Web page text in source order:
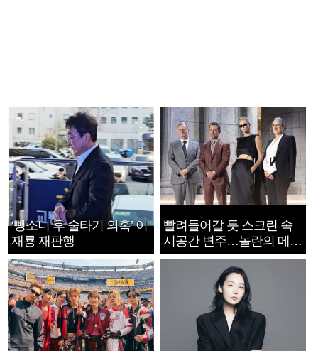
‘뺑소니 후 술타기 의혹’ 이
재룡 재판행
빨려들어갈 듯 스크린 속
시공간 변주…놀란의 메시
지는 ‘전쟁 속죄’